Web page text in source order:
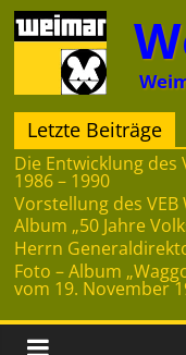
Zum
Inhalt
springen
Letzte Beiträge
Die Entwicklung des
1986 – 1990
Vorstellung des VEB
Album „50 Jahre
Herrn
Foto – Album
vom 19. November